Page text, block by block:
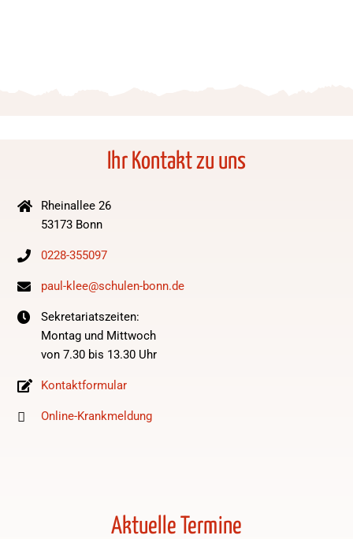
Ihr Kontakt zu uns
Rheinallee 26
53173 Bonn
0228-355097
paul-klee@schulen-bonn.de
Sekretariatszeiten:
Montag und Mittwoch
von 7.30 bis 13.30 Uhr
Kontaktformular
Online-Krankmeldung
Aktuelle Termine